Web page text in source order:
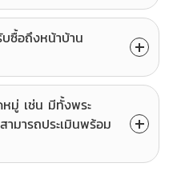
บซื้อถึงหน้าบ้าน
มู่ เช่น มีทั้งพระ
ามารถประเมินพร้อม